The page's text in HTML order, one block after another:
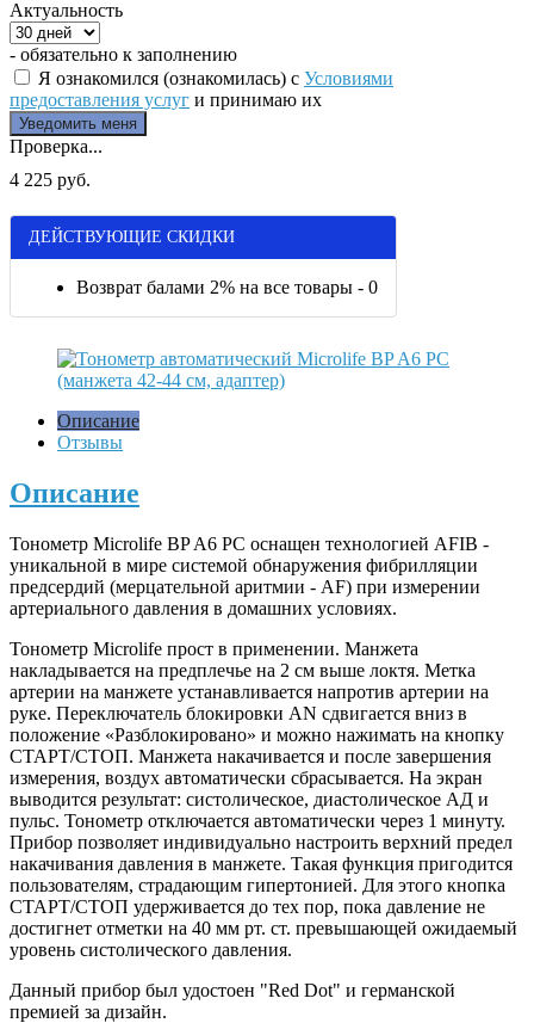
Актуальность
- обязательно к заполнению
Я ознакомился (ознакомилась) с Условиями
предоставления услуг и принимаю их
Проверка...
4 225 руб.
ДЕЙСТВУЮЩИЕ СКИДКИ
Возврат балами 2% на все товары - 0
Описание
Отзывы
Описание
Тонометр Microlife BP A6 PC оснащен технологией AFIB -
уникальной в мире системой обнаружения фибрилляции
предсердий (мерцательной аритмии - AF) при измерении
артериального давления в домашних условиях.
Тонометр Microlife прост в применении. Манжета
накладывается на предплечье на 2 см выше локтя. Метка
артерии на манжете устанавливается напротив артерии на
руке. Переключатель блокировки AN сдвигается вниз в
положение «Разблокировано» и можно нажимать на кнопку
СТАРТ/СТОП. Манжета накачивается и после завершения
измерения, воздух автоматически сбрасывается. На экран
выводится результат: систолическое, диастолическое АД и
пульс. Тонометр отключается автоматически через 1 минуту.
Прибор позволяет индивидуально настроить верхний предел
накачивания давления в манжете. Такая функция пригодится
пользователям, страдающим гипертонией. Для этого кнопка
СТАРТ/СТОП удерживается до тех пор, пока давление не
достигнет отметки на 40 мм рт. ст. превышающей ожидаемый
уровень систолического давления.
Данный прибор был удостоен "Red Dot" и германской
премией за дизайн.